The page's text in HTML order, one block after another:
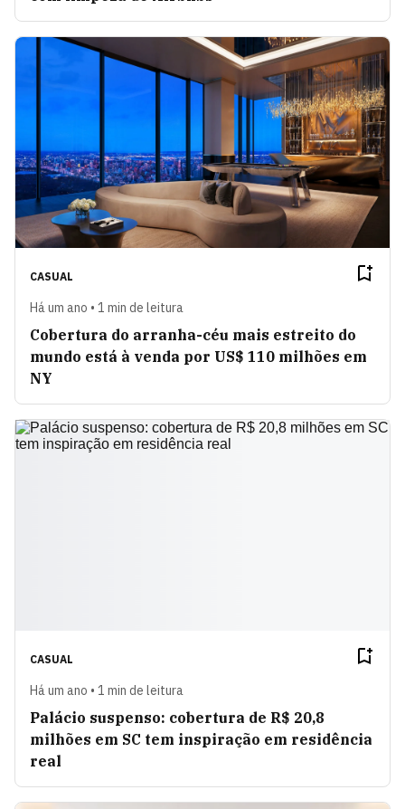
CASUAL
Há um ano • 1 min de leitura
Cobertura do arranha-céu mais estreito do
mundo está à venda por US$ 110 milhões em
NY
CASUAL
Há um ano • 1 min de leitura
Palácio suspenso: cobertura de R$ 20,8
milhões em SC tem inspiração em residência
real